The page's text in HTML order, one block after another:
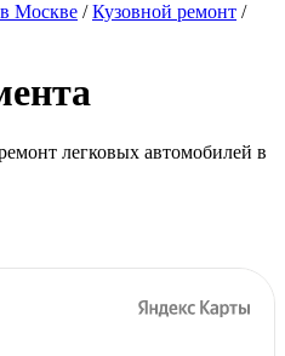
в Москве /Кузовной ремонт /
легковых автомобилей в